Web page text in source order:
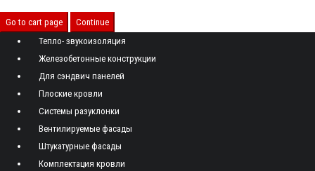
Go to cart page
Continue
Тепло- звукоизоляция
Железобетонные конструкции
Для сэндвич панелей
Плоские кровли
Системы разуклонки
Вентилируемые фасады
Штукатурные фасады
Комплектация кровли